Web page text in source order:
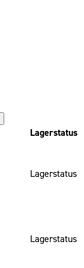
Lagerstatus
Lagerstatus
Lagerstatus